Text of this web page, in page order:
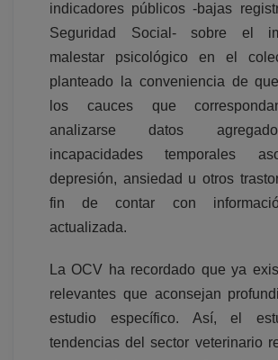
indicadores públicos -bajas
Seguridad Social- sobre el
malestar psicológico en el
planteado la conveniencia de
los cauces que
analizarse datos
incapacidades temporales
depresión, ansiedad u otros
fin de contar con
actualizada.
La OCV ha recordado que ya
relevantes que aconsejan
estudio específico. Así, el
tendencias del sector veterinario